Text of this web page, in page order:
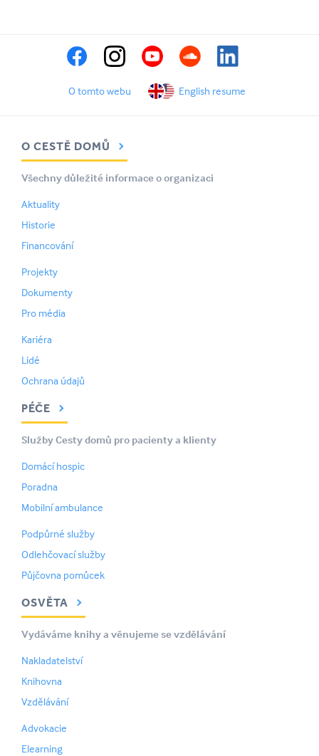
O tomto webu English resume
O CESTĚ DOMŮ
Všechny důležité informace o organizaci
Aktuality
Historie
Financování
Projekty
Dokumenty
Pro média
Kariéra
Lidé
Ochrana údajů
PÉČE
Služby Cesty domů pro pacienty a klienty
Domácí hospic
Poradna
Mobilní ambulance
Podpůrné služby
Odlehčovací služby
Půjčovna pomůcek
OSVĚTA
Vydáváme knihy a věnujeme se vzdělávání
Nakladatelství
Knihovna
Vzdělávání
Advokacie
Elearning